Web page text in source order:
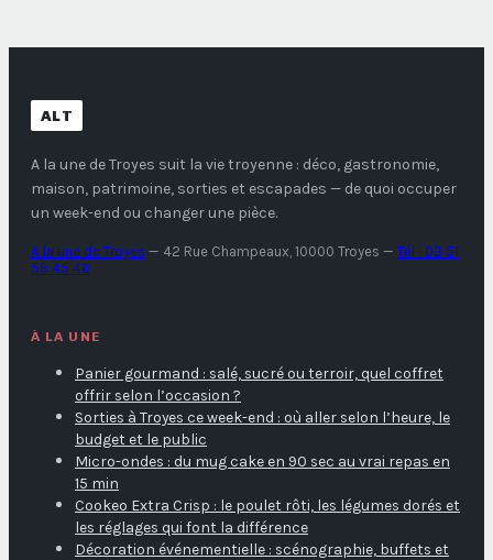
ALT
A la une de Troyes suit la vie troyenne : déco, gastronomie,
maison, patrimoine, sorties et escapades — de quoi occuper
un week-end ou changer une pièce.
A la une de Troyes — 42 Rue Champeaux, 10000 Troyes — Tél : 03 51
59 45 46
À LA UNE
Panier gourmand : salé, sucré ou terroir, quel coffret
offrir selon l’occasion ?
Sorties à Troyes ce week-end : où aller selon l’heure, le
budget et le public
Micro-ondes : du mug cake en 90 sec au vrai repas en
15 min
Cookeo Extra Crisp : le poulet rôti, les légumes dorés et
les réglages qui font la différence
Décoration événementielle : scénographie, buffets et